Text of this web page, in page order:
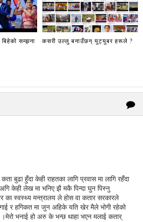
सम्झना कसरी उल्लु बनाउँछन् युट्युबर हरूले ?
बुढा हुँदा केही राहतका लागि प्रवास मा लागि रहँदा
अगि केही लेख मा भनिए झै मकै पिन्दा घुन पिस्नु
का स्वस्थ्य मन्त्रालय ले होस वा कतार सरकारले
र हगिकत मा जुन अहिके यति खेर मैले भोगी रहेको
भनाई हो अरु के भन्छ थाहा भएन मलाई कतार्